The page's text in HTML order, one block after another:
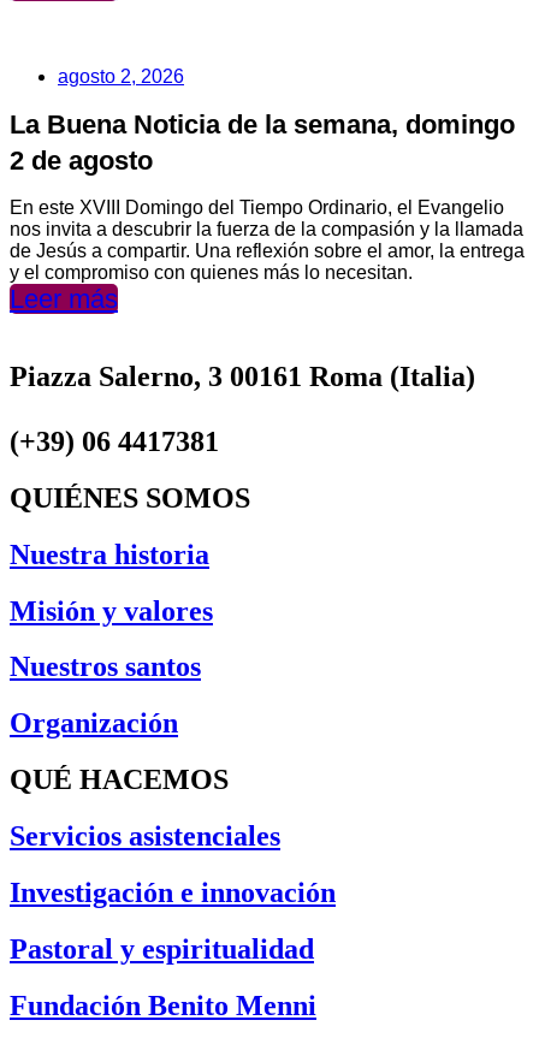
agosto 2, 2026
La Buena Noticia de la semana, domingo
2 de agosto
En este XVIII Domingo del Tiempo Ordinario, el Evangelio
nos invita a descubrir la fuerza de la compasión y la llamada
de Jesús a compartir. Una reflexión sobre el amor, la entrega
y el compromiso con quienes más lo necesitan.
Leer más
Piazza Salerno, 3 00161 Roma (Italia)
(+39) 06 4417381
QUIÉNES SOMOS
Nuestra historia
Misión y valores
Nuestros santos
Organización
QUÉ HACEMOS
Servicios asistenciales
Investigación e innovación
Pastoral y espiritualidad
Fundación Benito Menni